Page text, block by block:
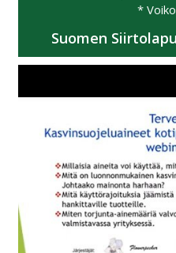
*
Suomen